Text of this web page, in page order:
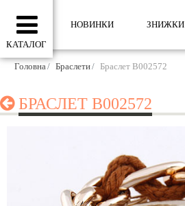
КАТАЛОГ
НОВИНКИ ЗНИЖКИ
Головна Браслети Браслет B002572
БРАСЛЕТ B002572